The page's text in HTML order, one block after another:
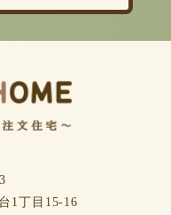
1丁⽬15-16